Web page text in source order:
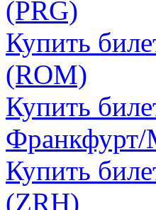
(PRG)
Купить
(ROM)
Купить
Купить
(ZRH)